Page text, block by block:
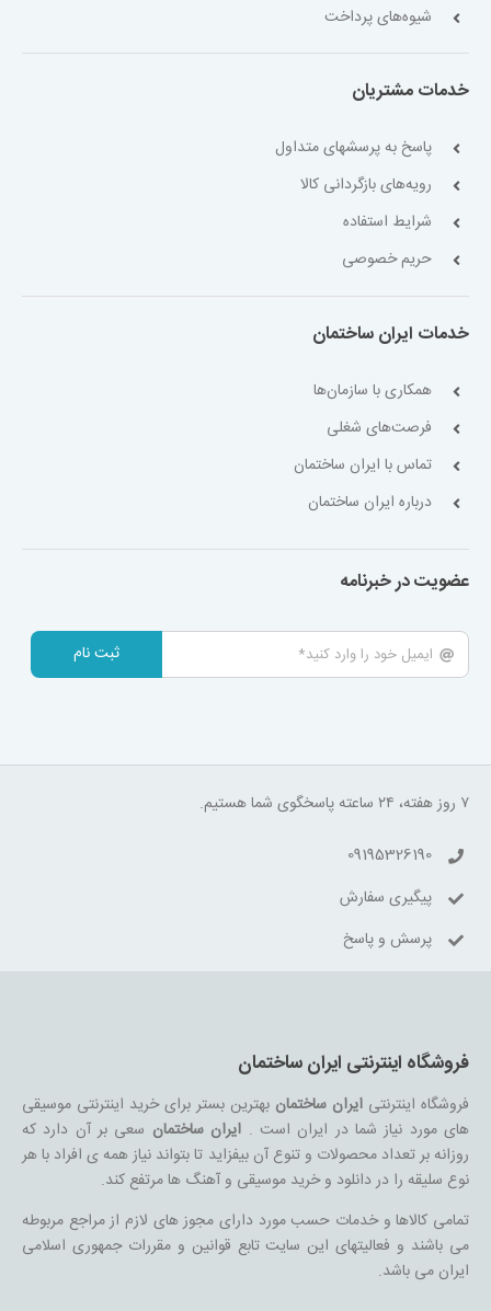
شیوه‌های پرداخت
خدمات مشتریان
پاسخ به پرسشهای متداول
رویه‌های بازگردانی کالا
شرایط استفاده
حریم خصوصی
خدمات ایران ساختمان
همکاری با سازمان‌ها
فرصت‌های شغلی
تماس با ایران ساختمان
درباره ایران ساختمان
عضویت در خبرنامه
ثبت نام
۷ روز هفته، ۲۴ ساعته پاسخگوی شما هستیم.
09195326190
پیگیری سفارش
پرسش و پاسخ
فروشگاه اینترنتی ایران ساختمان
فروشگاه اینترنتی ایران ساختمان بهترین بستر برای خرید اینترنتی موسیقی
های مورد نیاز شما در ایران است . ایران ساختمان سعی بر آن دارد که
روزانه بر تعداد محصولات و تنوع آن بیفزاید تا بتواند نیاز همه ی افراد با هر
نوع سلیقه را در دانلود و خرید موسیقی و آهنگ ها مرتفع کند.
تمامی کالاها و خدمات حسب مورد دارای مجوز های لازم از مراجع مربوطه
می باشند و فعالیتهای این سایت تابع قوانین و مقررات جمهوری اسلامی
ایران می باشد.